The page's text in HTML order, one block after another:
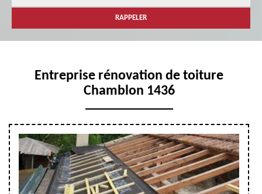
Entreprise rénovation de toiture
Chamblon 1436